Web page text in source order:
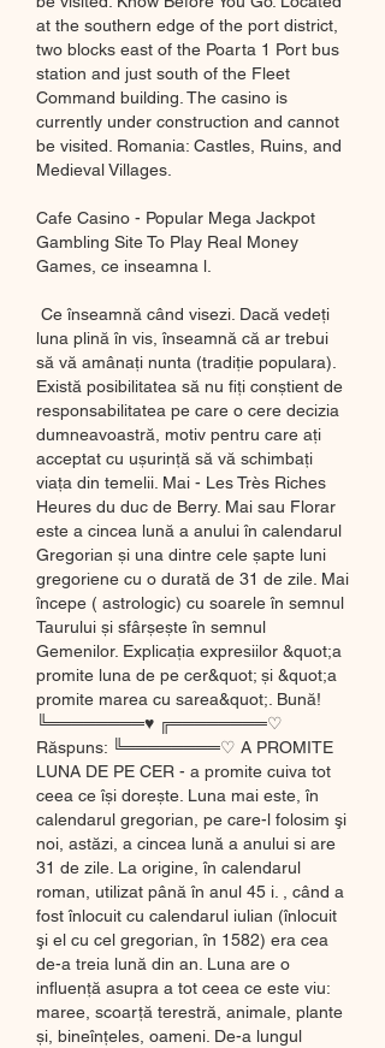
at the southern edge of the port district,
two blocks east of the Poarta 1 Port bus
station and just south of the Fleet
Command building. The casino is
currently under construction and cannot
be visited. Romania: Castles, Ruins, and
Medieval Villages.
Cafe Casino - Popular Mega Jackpot
Gambling Site To Play Real Money
Games, ce inseamna l.
luna plină în vis, înseamnă că ar trebui
să vă amânați nunta (tradiție populara).
Există posibilitatea să nu fiți conștient de
responsabilitatea pe care o cere decizia
dumneavoastră, motiv pentru care ați
acceptat cu ușurință să vă schimbați
viața din temelii. Mai - Les Très Riches
Heures du duc de Berry. Mai sau Florar
este a cincea lună a anului în calendarul
Gregorian și una dintre cele șapte luni
gregoriene cu o durată de 31 de zile. Mai
începe ( astrologic) cu soarele în semnul
Taurului și sfârșește în semnul
Gemenilor. Explicația expresiilor &quot;a
promite luna de pe cer&quot; și &quot;a
promite marea cu sarea&quot;. Bună!
╚════════♥ ╔════════♡
Răspuns: ╚════════♡ A PROMITE
LUNA DE PE CER - a promite cuiva tot
ceea ce își dorește. Luna mai este, în
calendarul gregorian, pe care-l folosim şi
noi, astăzi, a cincea lună a anului si are
31 de zile. La origine, în calendarul
roman, utilizat până în anul 45 i. , când a
fost înlocuit cu calendarul iulian (înlocuit
şi el cu cel gregorian, în 1582) era cea
de-a treia lună din an. Luna are o
influenţă asupra a tot ceea ce este viu:
maree, scoarță terestră, animale, plante
și, bineînțeles, oameni. De-a lungul